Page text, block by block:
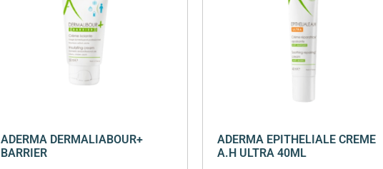
ADERMA EPITHELIALE CREME
A.H ULTRA 40ML
ADERMA DERMALIABOUR+
BARRIER